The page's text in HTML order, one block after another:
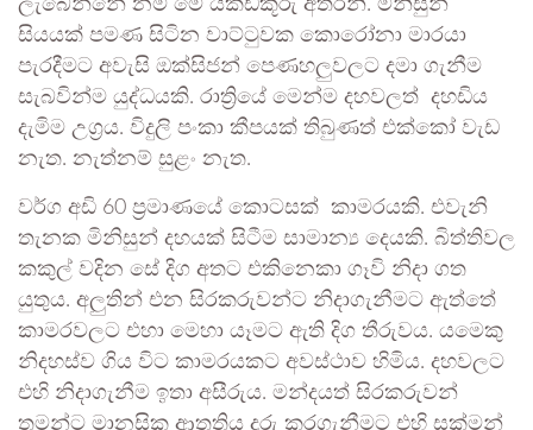
ලැබෙන්නේ නම් මේ යකඩකූරු අතරිනි. මිනිසුන්
සියයක් පමණ සිටින වාට්ටුවක කොරෝනා මාරයා
පැරදීමට අවැසි ඔක්සිජන් පෙණහලුවලට දමා ගැනීම
සැබවින්ම යුද්ධයකි. රාත්‍රියේ මෙන්ම දහවලත් දහඩිය
දැමිම උග්‍රය. විදුලි පංකා කීපයක් තිබුණත් එක්කෝ වැඩ
නැත. නැත්නම් සුළං නැත.
වර්ග අඩි 60 ප්‍රමාණයේ කොටසක් කාමරයකි. එවැනි
තැනක මිනිසුන් දහයක් සිටීම සාමාන්‍ය දෙයකි. බිත්තිවල
කකුල් වදින සේ දිග අතට එකිනෙකා ගෑවි නිදා ගත
යුතුය. අලුතින් එන සිරකරුවන්ට නිදාගැනීමට ඇත්තේ
කාමරවලට එහා මෙහා යෑමට ඇති දිග තීරුවය. යමෙකු
නිදහස්ව ගිය විට කාමරයකට අවස්ථාව හිමිය. දහවලට
එහි නිදාගැනීම ඉතා අසීරුය. මන්දයත් සිරකරුවන්
තමන්ට මානසික ආතතිය දුරු කරගැනීමට එහි සක්මන්